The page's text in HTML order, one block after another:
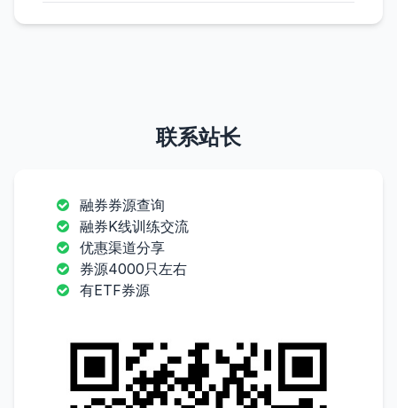
联系站长
融券券源查询
融券K线训练交流
优惠渠道分享
券源4000只左右
有ETF券源